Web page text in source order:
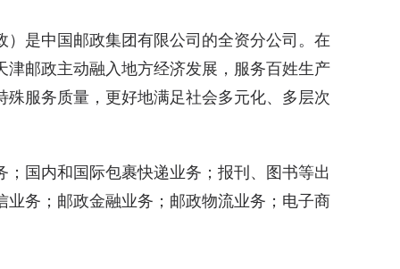
中国邮政集团有限公司的全资分公司。在
邮政主动融入地方经济发展，服务百姓生产
服务质量，更好地满足社会多元化、多层次
内和国际包裹快递业务；报刊、图书等出
务；邮政金融业务；邮政物流业务；电子商